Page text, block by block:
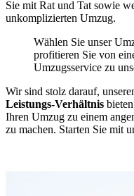
Sie mit Rat und Tat sowie
unkomplizierten Umzug.
Wählen Sie unser
profitieren Sie von
Umzugsservice zu
Wir sind stolz darauf,
Leistungs-Verhältnis
Ihren Umzug zu einem
zu machen. Starten Sie mit